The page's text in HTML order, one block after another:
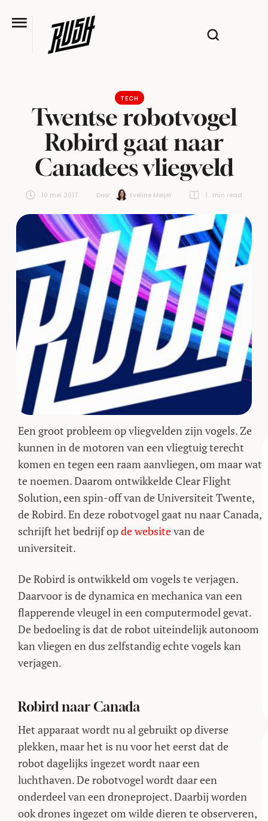
TECH
Twentse robotvogel
Robird gaat naar
Canadees vliegveld
10 mei 2017 Door: Eveline Meijer 1 min read
Een groot probleem op vliegvelden zijn vogels. Ze
kunnen in de motoren van een vliegtuig terecht
komen en tegen een raam aanvliegen, om maar wat
te noemen. Daarom ontwikkelde Clear Flight
Solution, een spin-off van de Universiteit Twente,
de Robird. En deze robotvogel gaat nu naar Canada,
schrijft het bedrijf opde websitevan de
universiteit.
De Robird is ontwikkeld om vogels te verjagen.
Daarvoor is de dynamica en mechanica van een
flapperende vleugel in een computermodel gevat.
De bedoeling is dat de robot uiteindelijk autonoom
kan vliegen en dus zelfstandig echte vogels kan
verjagen.
Robird naar Canada
Het apparaat wordt nu al gebruikt op diverse
plekken, maar het is nu voor het eerst dat de
robot dagelijks ingezet wordt naar een
luchthaven. De robotvogel wordt daar een
onderdeel van een droneproject. Daarbij worden
ook drones ingezet om wilde dieren te observeren,